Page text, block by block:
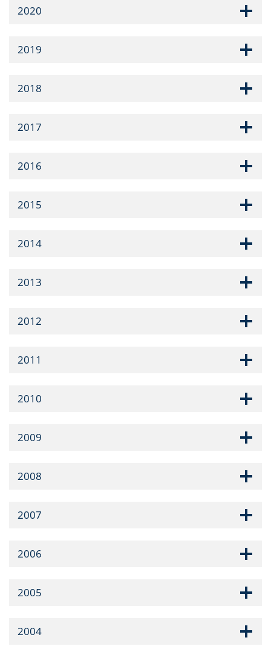
2020
2019
2018
2017
2016
2015
2014
2013
2012
2011
2010
2009
2008
2007
2006
2005
2004